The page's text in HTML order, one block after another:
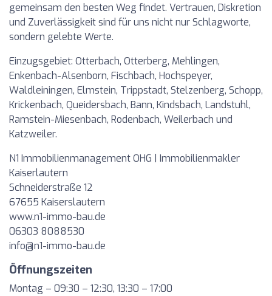
gemeinsam den besten Weg findet. Vertrauen, Diskretion
und Zuverlässigkeit sind für uns nicht nur Schlagworte,
sondern gelebte Werte.
Einzugsgebiet: Otterbach, Otterberg, Mehlingen,
Enkenbach-Alsenborn, Fischbach, Hochspeyer,
Waldleiningen, Elmstein, Trippstadt, Stelzenberg, Schopp,
Krickenbach, Queidersbach, Bann, Kindsbach, Landstuhl,
Ramstein-Miesenbach, Rodenbach, Weilerbach und
Katzweiler.
N1 Immobilienmanagement OHG | Immobilienmakler
Kaiserlautern
Schneiderstraße 12
67655 Kaiserslautern
www.n1-immo-bau.de
06303 8088530
info@n1-immo-bau.de
Öffnungszeiten
Montag – 09:30 – 12:30, 13:30 – 17:00